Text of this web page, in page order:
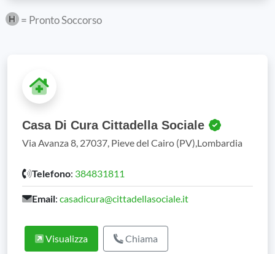
= Pronto Soccorso
Casa Di Cura Cittadella Sociale
Via Avanza 8, 27037, Pieve del Cairo (PV),Lombardia
Telefono: 384831811
Email: casadicura@cittadellasociale.it
Visualizza Chiama